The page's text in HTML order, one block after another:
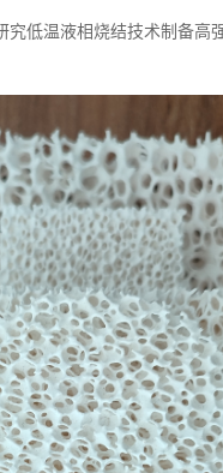
低温液相烧结技术制备高